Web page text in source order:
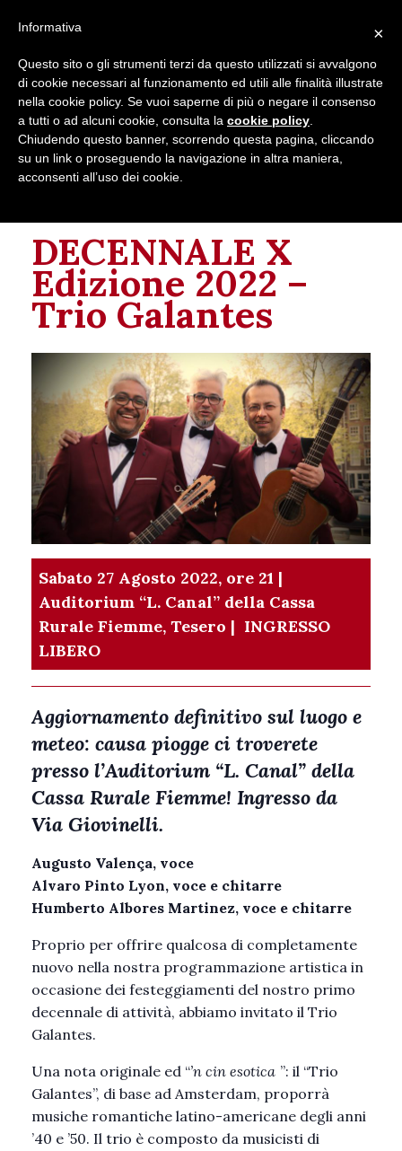
DECENNALE X
Edizione 2022 –
Trio Galantes
Sabato 27 Agosto 2022, ore 21 |
Auditorium “L. Canal” della Cassa
Rurale Fiemme, Tesero | INGRESSO
LIBERO
Aggiornamento definitivo sul luogo e
meteo: causa piogge ci troverete
presso l’Auditorium “L. Canal” della
Cassa Rurale Fiemme! Ingresso da
Via Giovinelli.
Augusto Valença, voce
Alvaro Pinto Lyon, voce e chitarre
Humberto Albores Martinez, voce e chitarre
Proprio per offrire qualcosa di completamente
nuovo nella nostra programmazione artistica in
occasione dei festeggiamenti del nostro primo
decennale di attività, abbiamo invitato il Trio
Galantes.
Una nota originale ed “’n cin esotica ”: il “Trio
Galantes”, di base ad Amsterdam, proporrà
musiche romantiche latino-americane degli anni
’40 e ’50. Il trio è composto da musicisti di
×
Informativa
Questo sito o gli strumenti terzi da questo utilizzati si avvalgono
di cookie necessari al funzionamento ed utili alle finalità illustrate
nella cookie policy. Se vuoi saperne di più o negare il consenso
a tutti o ad alcuni cookie, consulta la cookie policy
Chiudendo questo banner, scorrendo questa pagina, cliccando
su un link o proseguendo la navigazione in altra maniera,
acconsenti all’uso dei cookie.